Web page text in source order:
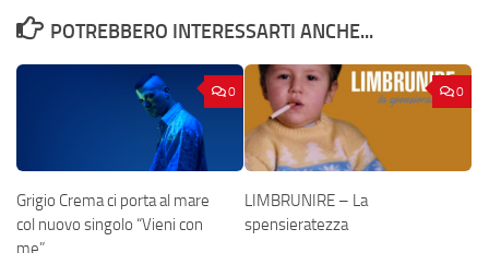
POTREBBERO INTERESSARTI ANCHE...
0
Grigio Crema ci porta al mare
col nuovo singolo “Vieni con
me”
0
LIMBRUNIRE – La
spensieratezza